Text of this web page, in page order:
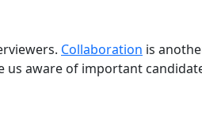
Collaboration is
aware of important